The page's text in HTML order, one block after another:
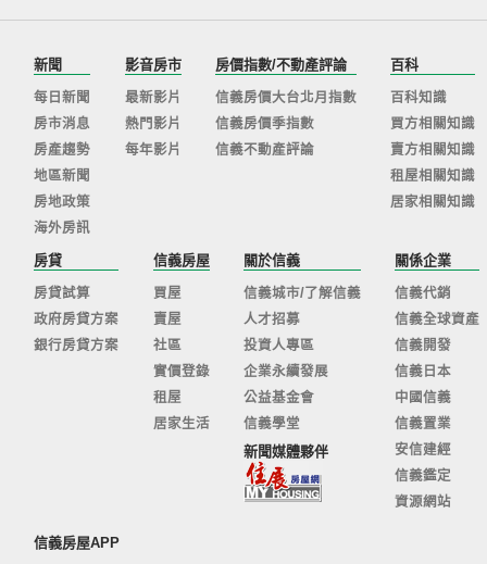
新聞
每日新聞
房市消息
房產趨勢
地區新聞
房地政策
海外房訊
影音房市
最新影片
熱門影片
每年影片
房價指數/不動產評論
信義房價大台北月指數
信義房價季指數
信義不動產評論
百科
百科知識
買方相關知識
賣方相關知識
租屋相關知識
居家相關知識
房貸
房貸試算
政府房貸方案
銀行房貸方案
信義房屋
買屋
賣屋
社區
實價登錄
租屋
居家生活
關於信義
信義城市/了解信義
人才招募
投資人專區
企業永續發展
公益基金會
信義學堂
新聞媒體夥伴
關係企業
信義代銷
信義全球資產
信義開發
信義日本
中國信義
信義置業
安信建經
信義鑑定
資源網站
信義房屋APP